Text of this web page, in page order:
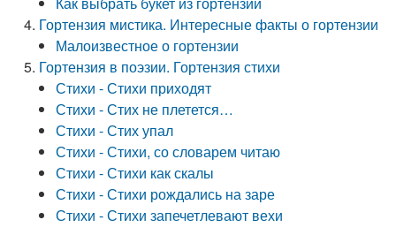
Гортензия мистика. Интересные факты о гортензии
Малоизвестное о гортензии
Гортензия в поэзии. Гортензия стихи
Стихи - Стихи приходят
Стихи - Стих не плетется…
Стихи - Стих упал
Стихи - Стихи, со словарем читаю
Стихи - Стихи как скалы
Стихи - Стихи рождались на заре
Стихи - Стихи запечетлевают вехи